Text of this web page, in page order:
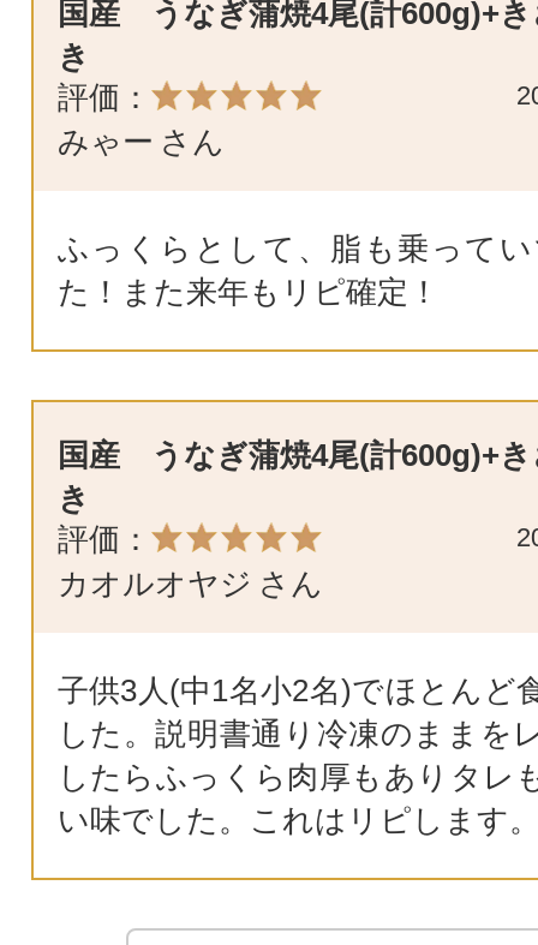
国産 うなぎ蒲焼4尾(計600g)+き
き
評価：
みゃー さん
ふっくらとして、脂も乗って
た！また来年もリピ確定！
国産 うなぎ蒲焼4尾(計600g)+き
き
評価：
カオルオヤジ さん
子供3人(中1名小2名)でほとんど
した。説明書通り冷凍のままを
したらふっくら肉厚もありタレ
い味でした。これはリピします